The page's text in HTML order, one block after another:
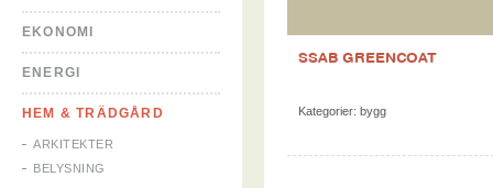
EKONOMI
ENERGI
HEM & TRÄDGÅRD
ARKITEKTER
BELYSNING
SSAB GREENCOAT
Kategorier: bygg